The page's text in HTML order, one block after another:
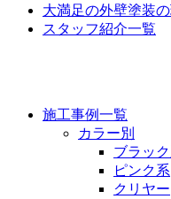
大満足の外壁塗装
スタッフ紹介一覧
施工事例一覧
カラー別
ブラッ
ピンク系
クリヤー